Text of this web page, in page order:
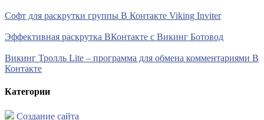
Софт для раскрутки группы В Контакте Viking Inviter
Эффективная раскрутка ВКонтакте с Викинг Ботовод
Викинг Тролль Lite – программа для обмена комментариями В
Контакте
Категории
Создание сайта